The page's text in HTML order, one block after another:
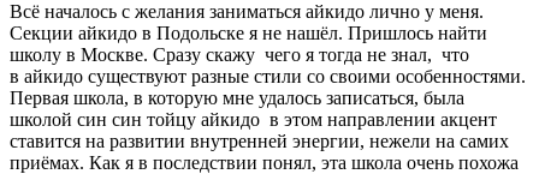
Всё началось с желания заниматься айкидо лично у меня.
Секции айкидо в Подольске я не нашёл. Пришлось найти
школу в Москве. Сразу скажу ­ чего я тогда не знал, ­ что
в айкидо существуют разные стили со своими особенностями.
Первая школа, в которую мне удалось записаться, была
школой син син тойцу айкидо ­ в этом направлении акцент
ставится на развитии внутренней энергии, нежели на самих
приёмах. Как я в последствии понял, эта школа очень похожа